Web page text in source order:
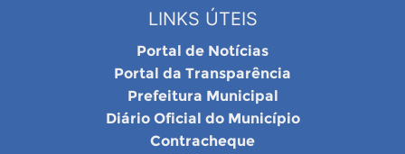
LINKS ÚTEIS
Portal de Notícias
Portal da Transparência
Prefeitura Municipal
Diário Oficial do Município
Contracheque